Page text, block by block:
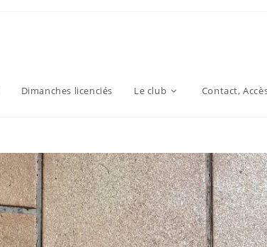
Dimanches licenciés Le club Contact,